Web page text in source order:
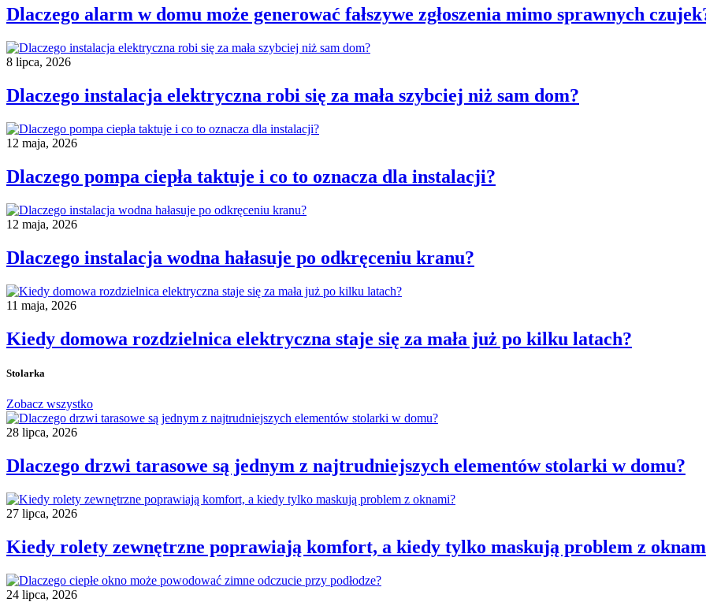
Dlaczego alarm w domu może generować fałszywe zgłoszenia mimo sprawnych
8 lipca, 2026
Dlaczego instalacja elektryczna robi się za mała szybciej niż sam dom?
12 maja, 2026
Dlaczego pompa ciepła taktuje i co to oznacza dla instalacji?
12 maja, 2026
Dlaczego instalacja wodna hałasuje po odkręceniu kranu?
11 maja, 2026
Kiedy domowa rozdzielnica elektryczna staje się za mała już po kilku latach?
Stolarka
Zobacz wszystko
28 lipca, 2026
Dlaczego drzwi tarasowe są jednym z najtrudniejszych elementów stolarki w domu?
27 lipca, 2026
Kiedy rolety zewnętrzne poprawiają komfort, a kiedy tylko maskują problem z
24 lipca, 2026